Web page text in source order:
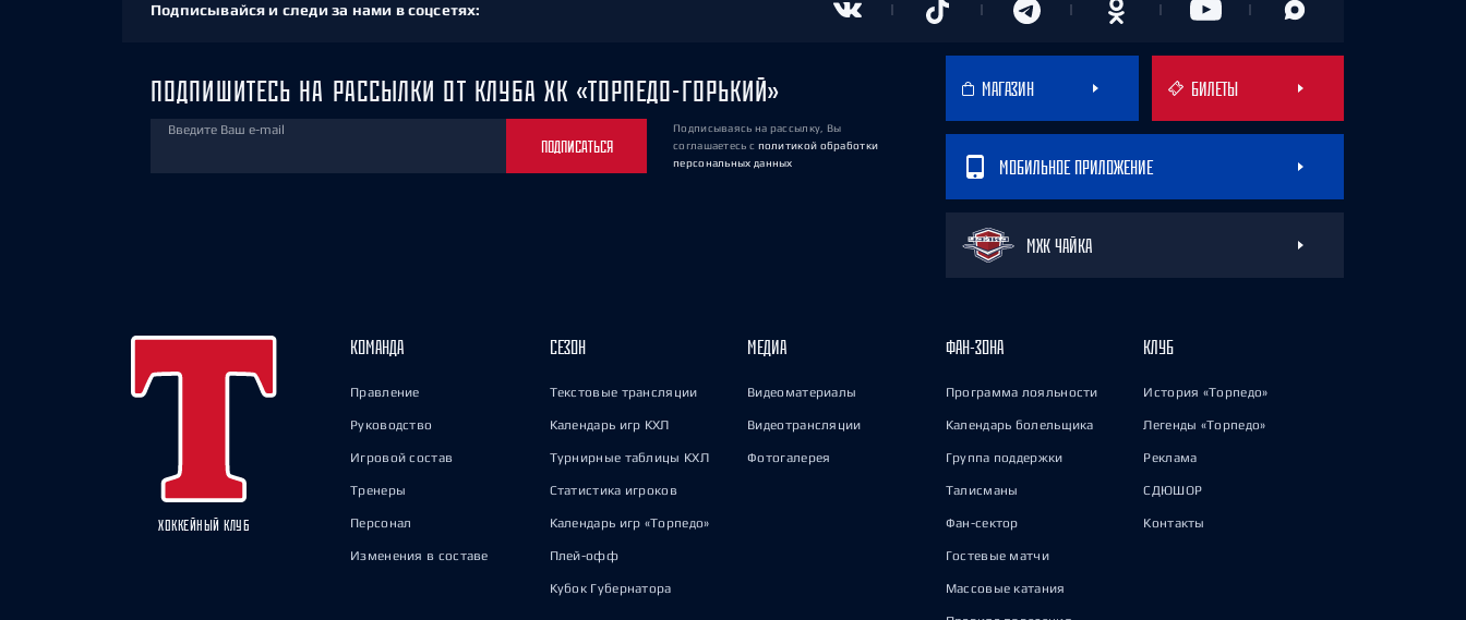
Подписывайся и следи за нами в соцсетях:
ПОДПИШИТЕСЬ НА РАССЫЛКИ ОТ КЛУБА ХК «ТОРПЕДО-ГОРЬКИЙ»
Введите Ваш e-mail
ПОДПИСАТЬСЯ
Подписываясь на рассылку, Вы
соглашаетесь с политикой обработки
персональных данных
МАГАЗИН БИЛЕТЫ
МОБИЛЬНОЕ ПРИЛОЖЕНИЕ
МХК ЧАЙКА
ХОККЕЙНЫЙ КЛУБ
КОМАНДА
Правление
Руководство
Игровой состав
Тренеры
Персонал
Изменения в составе
СЕЗОН
Текстовые трансляции
Календарь игр КХЛ
Турнирные таблицы КХЛ
Статистика игроков
Календарь игр «Торпедо»
Плей-офф
Кубок Губернатора
МЕДИА
Видеоматериалы
Видеотрансляции
Фотогалерея
ФАН-ЗОНА
Программа лояльности
Календарь болельщика
Группа поддержки
Талисманы
Фан-сектор
Гостевые матчи
Массовые катания
КЛУБ
История «Торпедо»
Легенды «Торпедо»
Реклама
СДЮШОР
Контакты